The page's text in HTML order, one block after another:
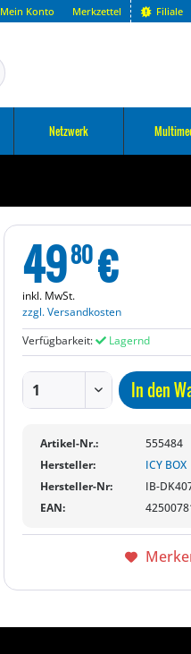
Mein Konto Merkzettel Filiale
Netzwerk
4980€
inkl. MwSt.
zzgl. Versandkosten
Verfügbarkeit:
Lagernd
In den
Artikel-Nr.:
555484
Hersteller:
ICY BOX
Hersteller-Nr:
IB-
EAN: